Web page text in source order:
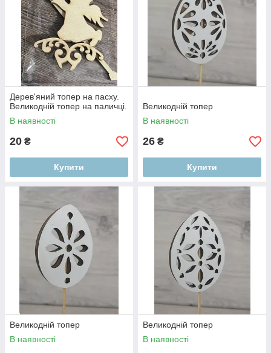
Дерев'яний топер на пасху.
Великодній топер на паличці.
В наявності
20 ₴
Купити
Великодній топер
В наявності
26 ₴
Купити
Великодній топер
В наявності
Великодній топер
В наявності